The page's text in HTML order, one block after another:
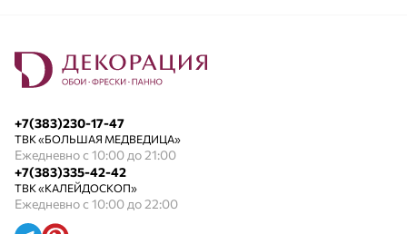
+7(383)230-17-47
ТВК «БОЛЬШАЯ МЕДВЕДИЦА»
Ежедневно с 10:00 до 21:00
+7(383)335-42-42
ТВК «КАЛЕЙДОСКОП»
Ежедневно с 10:00 до 22:00